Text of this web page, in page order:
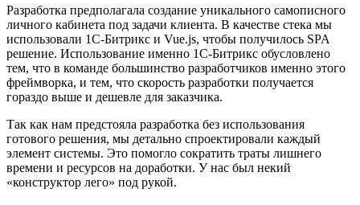
Разработка предполагала создание уникального самописного
личного кабинета под задачи клиента. В качестве стека мы
использовали 1С-Битрикс и Vue.js, чтобы получилось SPA
решение. Использование именно 1С-Битрикс обусловлено
тем, что в команде большинство разработчиков именно этого
фреймворка, и тем, что скорость разработки получается
гораздо выше и дешевле для заказчика.
Так как нам предстояла разработка без использования
готового решения, мы детально спроектировали каждый
элемент системы. Это помогло сократить траты лишнего
времени и ресурсов на доработки. У нас был некий
«конструктор лего» под рукой.